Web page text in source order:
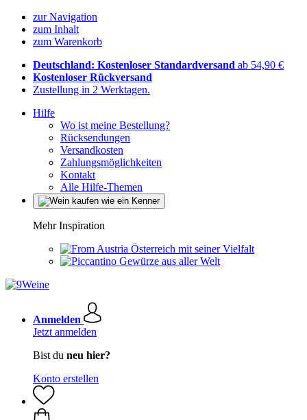
zur Navigation
zum Inhalt
zum Warenkorb
Deutschland: Kostenloser Standardversand ab 54,90 €
Kostenloser Rückversand
Zustellung in 2 Werktagen.
Hilfe
Wo ist meine Bestellung?
Rücksendungen
Versandkosten
Zahlungsmöglichkeiten
Kontakt
Alle Hilfe-Themen
Mehr Inspiration
Österreich mit seiner Vielfalt
Gewürze aus aller Welt
Anmelden
Jetzt anmelden
Bist du neu hier?
Konto erstellen